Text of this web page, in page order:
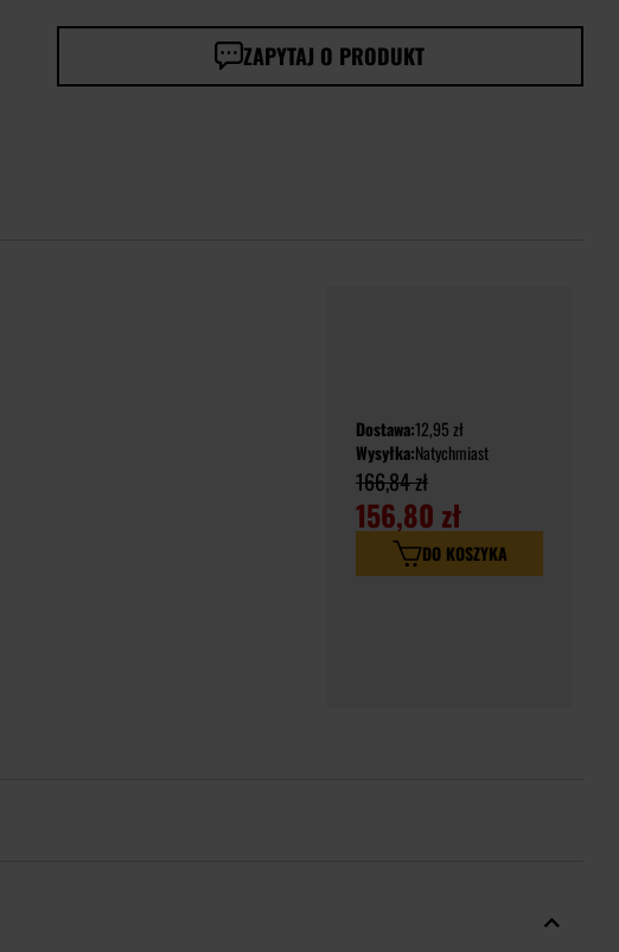
ZAPYTAJ O PRODUKT
Dostawa:12,95 zł
Wysyłka:Natychmiast
166,84 zł
156,80 zł
DO KOSZYKA